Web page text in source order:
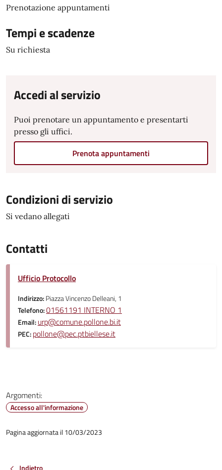
Prenotazione appuntamenti
Tempi e scadenze
Su richiesta
Accedi al servizio
Puoi prenotare un appuntamento e presentarti
presso gli uffici.
Prenota appuntamenti
Condizioni di servizio
Si vedano allegati
Contatti
Ufficio Protocollo
Indirizzo:Piazza Vincenzo Delleani, 1
Telefono:01561191 INTERNO 1
Email:urp@comune.pollone.bi.it
PEC:pollone@pec.ptbiellese.it
Argomenti:
Accesso all'informazione
Pagina aggiornata il 10/03/2023
Indietro